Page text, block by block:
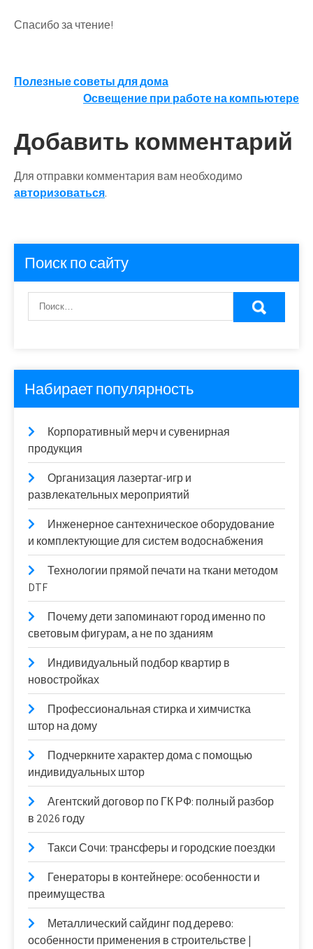
Спасибо за чтение!
Навигация
записям
Полезные советы для дома
Освещение при работе на компьютере
Добавить комментарий
Для отправки комментария вам необходимо
авторизоваться.
Поиск по сайту
Набирает популярность
Корпоративный мерч и сувенирная
продукция
Организация лазертаг-игр и
развлекательных мероприятий
Инженерное сантехническое оборудование
и комплектующие для систем водоснабжения
Технологии прямой печати на ткани методом
DTF
Почему дети запоминают город именно по
световым фигурам, а не по зданиям
Индивидуальный подбор квартир в
новостройках
Профессиональная стирка и химчистка
штор на дому
Подчеркните характер дома с помощью
индивидуальных штор
Агентский договор по ГК РФ: полный разбор
в 2026 году
Такси Сочи: трансферы и городские поездки
Генераторы в контейнере: особенности и
преимущества
Металлический сайдинг под дерево:
особенности применения в строительстве |